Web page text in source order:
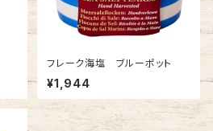
フレーク海塩 ブルーポット
¥1,944